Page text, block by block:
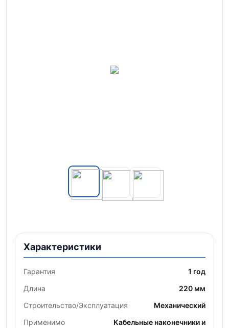
Характеристики
Гарантия
1 год
Длина
220 мм
Строительство/Эксплуатация
Механический
Применимо
Кабельные наконечники и